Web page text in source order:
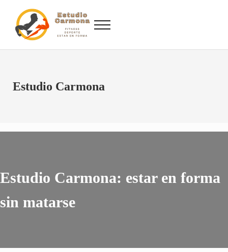
Fitness, Deporte, Estar en Forma
Menu
Estudio Carmona
Estudio Carmona: estar en forma
sin matarse